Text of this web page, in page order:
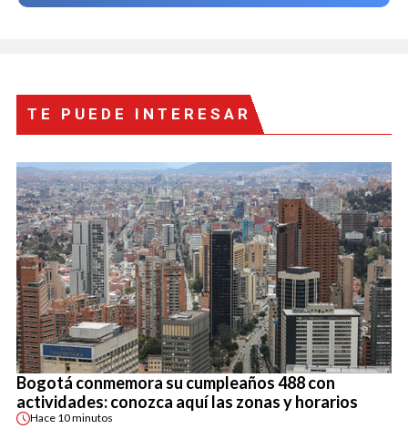
TE PUEDE INTERESAR
Bogotá conmemora su cumpleaños 488 con
actividades: conozca aquí las zonas y horarios
Hace 10 minutos